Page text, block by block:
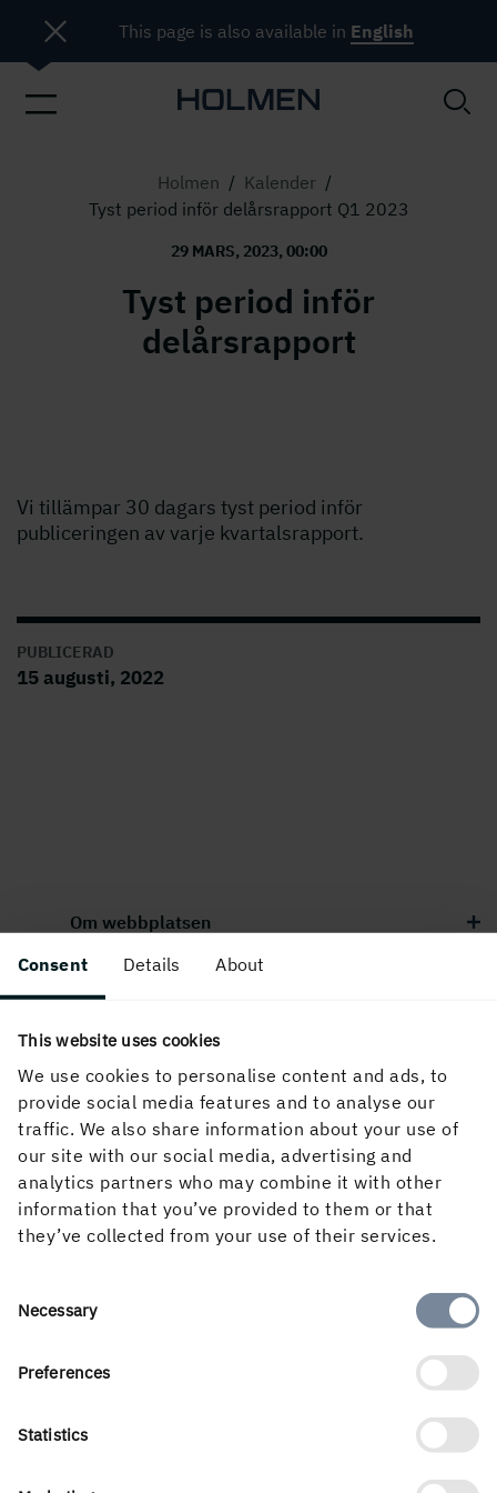
Consent Details About
This website uses cookies
We use cookies to personalise content and ads, to
provide social media features and to analyse our
traffic. We also share information about your use of
our site with our social media, advertising and
analytics partners who may combine it with other
information that you’ve provided to them or that
they’ve collected from your use of their services.
Consent
Necessary
Preferences
Statistics
Holmen / Kalender /
Tyst period inför delårsrapport Q1 2023
29 MARS, 2023, 00:00
Tyst period inför
delårsrapport
Vi tillämpar 30 dagars tyst period inför
publiceringen av varje kvartalsrapport.
PUBLICERAD
15 augusti, 2022
Om webbplatsen
Följ oss i sociala medier
This page is also available in English